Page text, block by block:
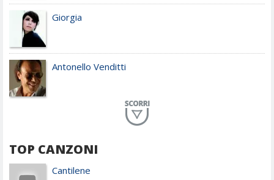
Giorgia
Antonello Venditti
Achille Lauro
TOP CANZONI
Cantilene